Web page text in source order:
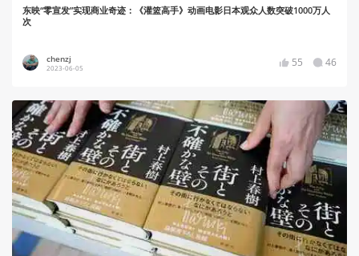
东映“零宣发”实现商业奇迹：《灌篮高手》动画电影日本观众人数突破1000万人
次
chenzj
2023-06-05 55 46